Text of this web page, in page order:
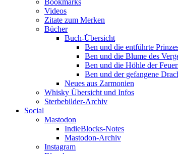
Bookmarks
Videos
Zitate zum Merken
Bücher
Buch-Übersicht
Ben und die entführte
Ben und die Blume des
Ben und die Höhle der
Ben und der gefangene
Neues aus Zarmonien
Whisky Übersicht und Infos
Sterbebilder-Archiv
Social
Mastodon
IndieBlocks-Notes
Mastodon-Archiv
Instagram